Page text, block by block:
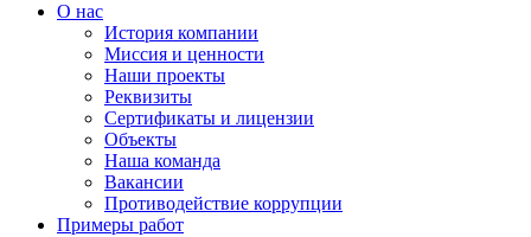
О нас
История компании
Миссия и ценности
Наши проекты
Реквизиты
Сертификаты и лицензии
Объекты
Наша команда
Вакансии
Противодействие коррупции
Примеры работ